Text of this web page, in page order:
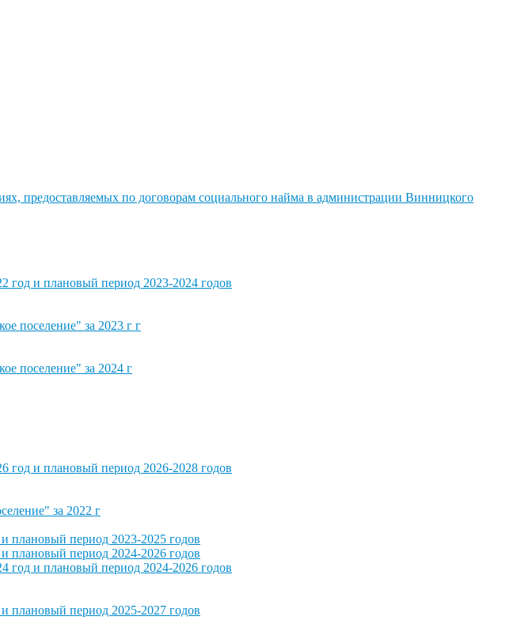
предоставляемых по договорам социального найма в администрации Винницкого
и плановый период 2023-2024 годов
поселение" за 2023 г г
поселение" за 2024 г
и плановый период 2026-2028 годов
за 2022 г
плановый период 2023-2025 годов
плановый период 2024-2026 годов
и плановый период 2024-2026 годов
плановый период 2025-2027 годов